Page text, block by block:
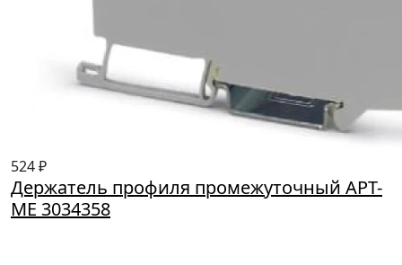
524 ₽
Держатель профиля промежуточный APT-
ME 3034358